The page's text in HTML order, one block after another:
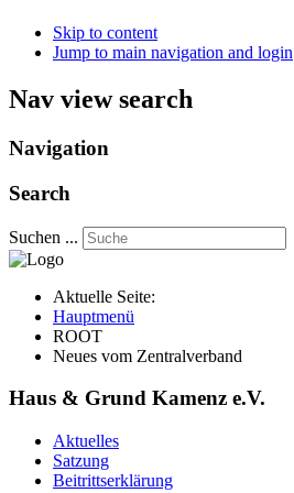
Skip to content
Jump to main navigation and login
Nav view search
Navigation
Search
Suchen ...
Aktuelle Seite:
Hauptmenü
ROOT
Neues vom Zentralverband
Haus & Grund Kamenz e.V.
Aktuelles
Satzung
Beitrittserklärung